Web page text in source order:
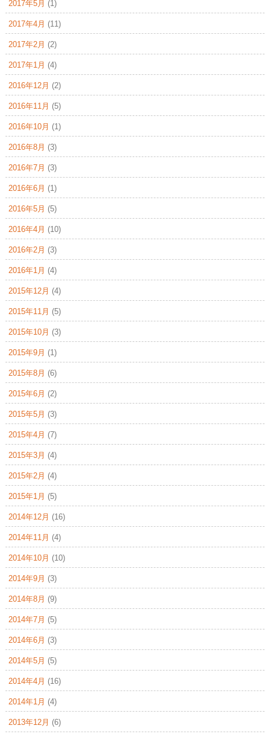
2017年5月 (1)
2017年4月 (11)
2017年2月 (2)
2017年1月 (4)
2016年12月 (2)
2016年11月 (5)
2016年10月 (1)
2016年8月 (3)
2016年7月 (3)
2016年6月 (1)
2016年5月 (5)
2016年4月 (10)
2016年2月 (3)
2016年1月 (4)
2015年12月 (4)
2015年11月 (5)
2015年10月 (3)
2015年9月 (1)
2015年8月 (6)
2015年6月 (2)
2015年5月 (3)
2015年4月 (7)
2015年3月 (4)
2015年2月 (4)
2015年1月 (5)
2014年12月 (16)
2014年11月 (4)
2014年10月 (10)
2014年9月 (3)
2014年8月 (9)
2014年7月 (5)
2014年6月 (3)
2014年5月 (5)
2014年4月 (16)
2014年1月 (4)
2013年12月 (6)